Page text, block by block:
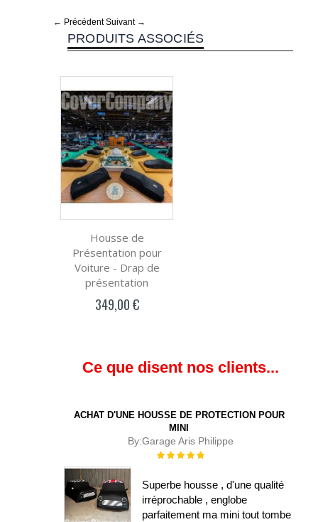
← Précédent Suivant →
PRODUITS ASSOCIÉS
Housse de
Présentation pour
Voiture - Drap de
présentation
349,00 €
Ce que disent nos clients...
ACHAT D'UNE HOUSSE DE PROTECTION POUR
MINI
By:Garage Aris Philippe
Évaluation :
Superbe housse , d'une qualité
irréprochable , englobe
parfaitement ma mini tout tombe